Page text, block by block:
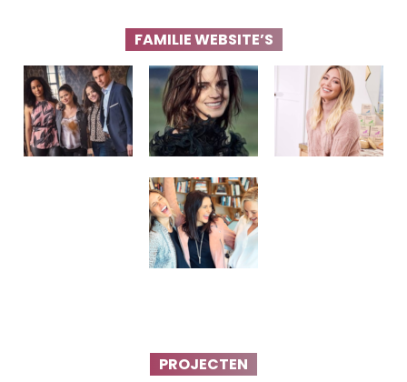
FAMILIE WEBSITE’S
PROJECTEN